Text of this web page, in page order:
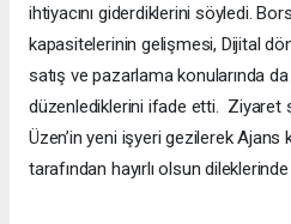
ihtiyacını giderdiklerini söyledi.
kapasitelerinin gelişmesi, Dijital
satış ve pazarlama konularında
düzenlediklerini ifade etti. Ziyaret
Üzen’in yeni işyeri gezilerek
tarafından hayırlı olsun